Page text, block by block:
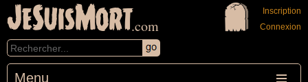
JeSuisMort.com
Menu
Inscription
Connexion